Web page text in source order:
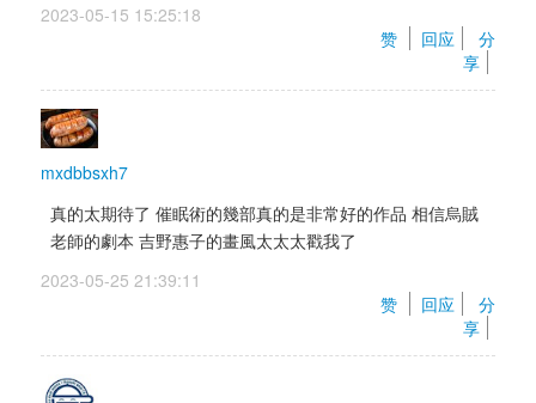
2023-05-15 15:25:18
赞
回应
分
享
mxdbbsxh7
真的太期待了 催眠術的幾部真的是非常好的作品 相信烏賊
老師的劇本 吉野惠子的畫風太太太戳我了
2023-05-25 21:39:11
赞
回应
分
享